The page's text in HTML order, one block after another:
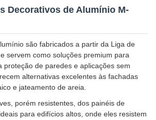
Decorativos de Alumínio M-
são fabricados a partir da Liga de
servem como soluções premium para
proteção de paredes e aplicações sem
alternativas excelentes às fachadas
e jateamento de areia.
porém resistentes, dos painéis de
para edifícios altos, onde eles resistem